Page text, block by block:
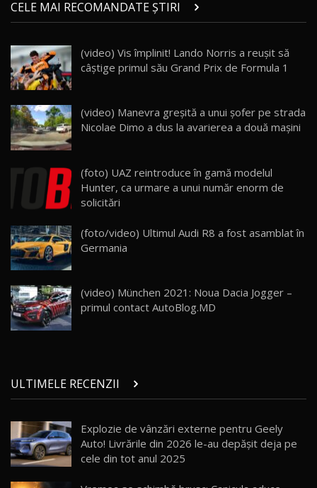
21
AutoBlog.MD
16:59
22
Noua Mazda 6e / Test Drive AutoBlog.MD
26:59
23
Lynk & Co 01 / Test Drive AutoBlog.MD
25:19
ZEEKR 009: Cel mai Performant și Confortabil
Van Electric Testat în Moldova / AutoBlog.MD
26:38
25
mai Exclusiv și Puternic Defender Testat în
Moldova
32:21
26
AutoBlog.MD
10:57
28
Noul Geely Monjaro 2025! Mai ieftin și mai
dotat / Test Drive AutoBlog.MD
29
ZEEKR 9X - PRIMUL TEST DRIVE ÎN ROMÂNĂ!
CUM SE CONDUCE?
33:40
CELE MAI RECOMANDATE ȘTIRI
(video) Vis împlinit! Lando Norris a reușit să
câștige primul său Grand Prix de Formula 1
(video) Manevra greșită a unui șofer pe strada
Nicolae Dimo a dus la avarierea a două mașini
(foto) UAZ reintroduce în gamă modelul
Hunter, ca urmare a unui număr enorm de
solicitări
(foto/video) Ultimul Audi R8 a fost asamblat în
Germania
(video) München 2021: Noua Dacia Jogger –
primul contact AutoBlog.MD
ULTIMELE RECENZII
Explozie de vânzări externe pentru Geely
Auto! Livrările din 2026 le-au depășit deja pe
cele din tot anul 2025